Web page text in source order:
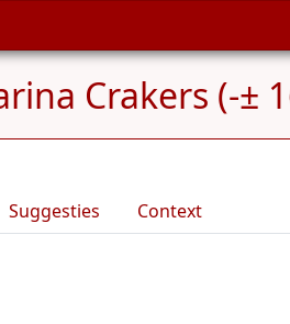
Crakers (-±
Suggesties Context